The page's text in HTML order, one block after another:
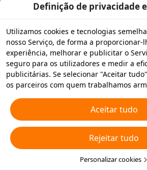
Definição de privacidade
Utilizamos cookies e tecnologias
nosso Serviço, de forma a proporcionar-
experiência, melhorar e publicitar o
seguro para os utilizadores e medir a
publicitárias. Se selecionar "Aceitar
os parceiros com quem trabalhamos
publicitários. Também pode "Rejeitar
essenciais ou escolher os tipos de
aceitar ou desativar clicando em
ou em qualquer altura nas suas
Para obter mais informações, consulte
a Cookies e Tecnologias Semelhantes.
Aceitar tudo
Rejeitar tudo
Personalizar cookies